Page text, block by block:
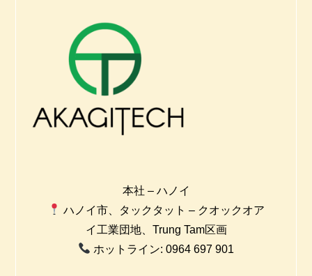
本社 – ハノイ
ハノイ市、タックタット – クオックオア
イ工業団地、Trung Tam区画
ホットライン: 0964 697 901